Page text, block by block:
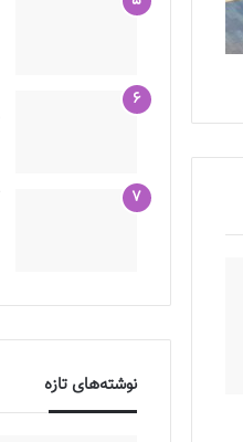
نوشته‌های تازه